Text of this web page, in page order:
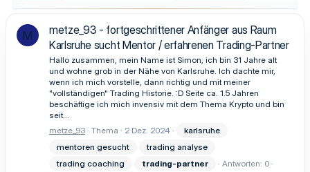
M
metze_93 - fortgeschrittener Anfänger aus Raum
Karlsruhe sucht Mentor / erfahrenen Trading-Partner
Hallo zusammen, mein Name ist Simon, ich bin 31 Jahre alt
und wohne grob in der Nähe von Karlsruhe. Ich dachte mir,
wenn ich mich vorstelle, dann richtig und mit meiner
"vollständigen" Trading Historie. :D Seite ca. 1.5 Jahren
beschäftige ich mich invensiv mit dem Thema Krypto und bin
seit...
metze_93 Thema 2 Dez. 2024
karlsruhe
mentoren gesucht
trading analyse
trading coaching
trading-partner
Antworten: 0